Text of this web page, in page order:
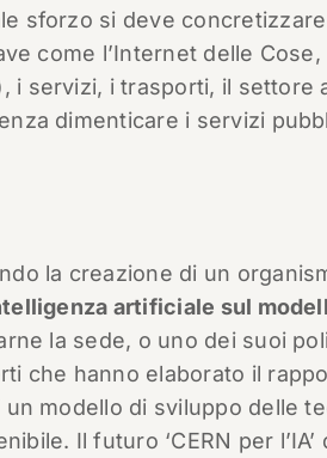
sforzo si deve
come l’Internet delle
i servizi, i trasporti, il settore
dimenticare i servizi
la creazione di un
artificiale sul
la sede, o uno dei suoi
che hanno elaborato il
modello di sviluppo delle
Il futuro ‘CERN per